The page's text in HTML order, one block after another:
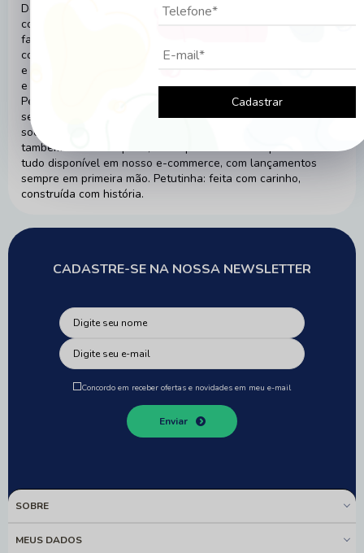
Desde 1986, a Petutinha transforma sonhos em realidade
com dedicação e muito amor pela moda infantil. Fundada pela
família Zamora na Zona Leste de São Paulo, a marca cresceu
com o compromisso de entregar qualidade, responsabilidade
e inovação. Com produção própria de tecidos, fábrica própria
e mais de 2 milhões de peças produzidas anualmente, a
Petutinha é referência nacional no setor. Certificada com o
selo ouro da ABVTEX, seguimos firmes em nossos valores
sociais e ambientais. Hoje, além da linha infantil, contamos
também com moda praia, moda pet e uma linha premium –
tudo disponível em nosso e-commerce, com lançamentos
sempre em primeira mão. Petutinha: feita com carinho,
construída com história.
CADASTRE-SE NA NOSSA NEWSLETTER
Enviar
Concordo em receber ofertas e novidades em meu e-mail
SOBRE
MEUS DADOS
Cadastrar